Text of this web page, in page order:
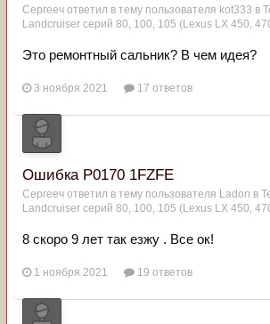
Сергееч ответил в тему пользователя kot333 в
Landcruiser серий 80, 100, 105 (Lexus LX 450,
Это ремонтный сальник? В чем идея?
3 ноября 2021 17 ответов
Ошибка P0170 1FZFE
Сергееч ответил в тему пользователя Ladon в
Landcruiser серий 80, 100, 105 (Lexus LX 450,
8 скоро 9 лет так езжу . Все ок!
1 ноября 2021 19 ответов